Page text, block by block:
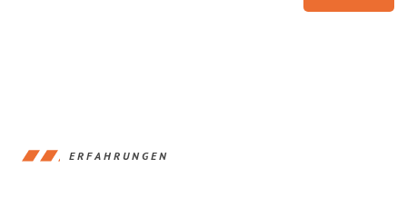
ERFAHRUNGEN